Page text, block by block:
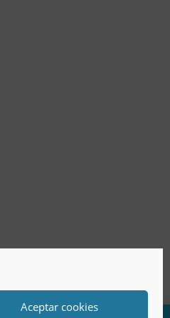
Aceptar cookies